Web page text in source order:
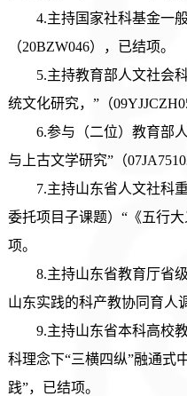
4.主持国家社科基金一
（20BZW046），已结项。
5.主持教育部人文社会
统文化研究，”（
6.参与（二位）教育部
与上古文学研究”（
7.主持山东省人文社科
委托项目子课题）“《五行
项。
8.主持山东省教育厅省
山东实践的科产教协同育人
9.主持山东省本科高校
科理念下“三横四纵”融通式
践”，已结项。